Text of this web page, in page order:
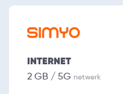
INTERNET
2 GB / 5G netwerk